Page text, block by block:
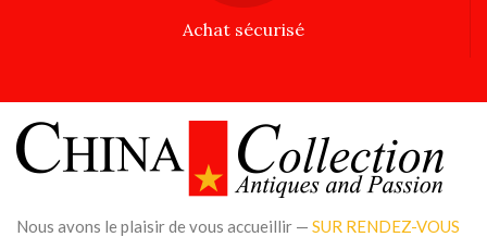
Achat sécurisé
Nous avons le plaisir de vous accueillir — SUR RENDEZ-VOUS